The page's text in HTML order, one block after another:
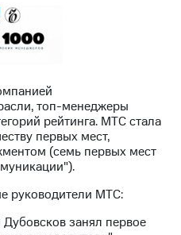
топ-менеджеры
рейтинга. МТС стала
первых мест,
(семь первых мест
руководители МТС:
занял первое